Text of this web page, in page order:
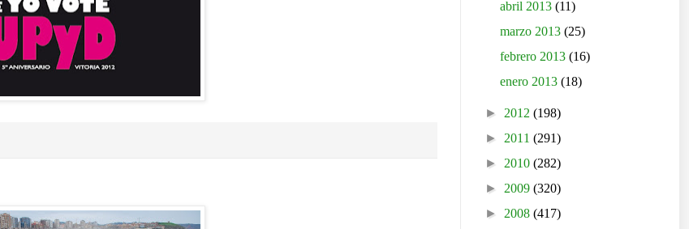
abril 2013(11)
marzo 2013(25)
febrero 2013(16)
enero 2013(18)
► 2012 (198)
► 2011 (291)
► 2010 (282)
► 2009 (320)
► 2008 (417)